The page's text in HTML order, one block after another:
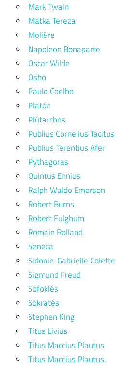
Mark Twain
Matka Tereza
Molière
Napoleon Bonaparte
Oscar Wilde
Osho
Paulo Coelho
Platón
Plútarchos
Publius Cornelius Tacitus
Publius Terentius Afer
Pythagoras
Quintus Ennius
Ralph Waldo Emerson
Robert Burns
Robert Fulghum
Romain Rolland
Seneca
Sidonie-Gabrielle Colette
Sigmund Freud
Sofoklés
Sókratés
Stephen King
Titus Livius
Titus Maccius Plautus
Titus Maccius Plautus.